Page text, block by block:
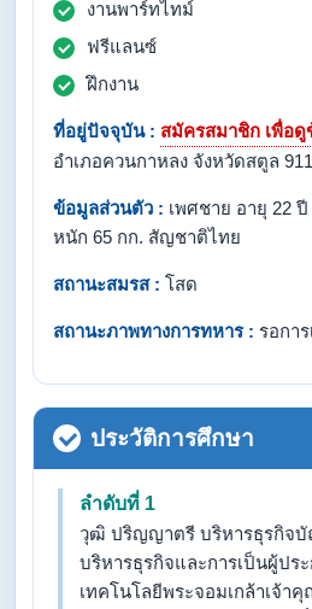
งานพาร์ทไทม์
ฟรีแลนซ์
ฝึกงาน
ที่อยู่ปัจจุบัน : สมัครสมาชิก เพื่อ
อำเภอควนกาหลง จังหวัดสตูล
ข้อมูลส่วนตัว : เพศชาย อายุ 22
หนัก 65 กก. สัญชาติไทย
สถานะสมรส : โสด
สถานะภาพทางการทหาร : รอกา
ประวัติการศึกษา
ลำดับที่ 1
วุฒิ ปริญญาตรี บริหารธุรกิจ
บริหารธุรกิจและการเป็นผู้ปร
เทคโนโลยีพระจอมเกล้าเจ้า